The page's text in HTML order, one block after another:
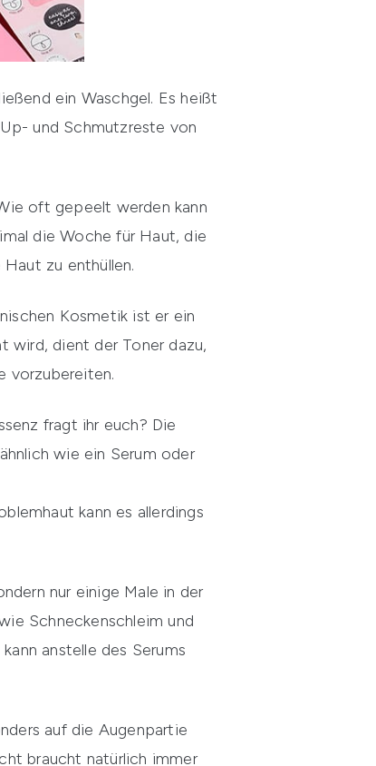
ein Waschgel. Es heißt
und Schmutzreste von
oft gepeelt werden kann
die Woche für Haut, die
zu enthüllen.
Kosmetik ist er ein
wird, dient der Toner dazu,
vorzubereiten.
fragt ihr euch? Die
wie ein Serum oder
kann es allerdings
nur einige Male in der
Schneckenschleim und
anstelle des Serums
auf die Augenpartie
braucht natürlich immer